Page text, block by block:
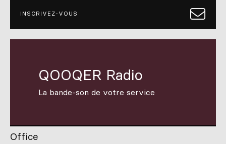
INSCRIVEZ-VOUS
QOOQER Radio
La bande-son de votre service
Office